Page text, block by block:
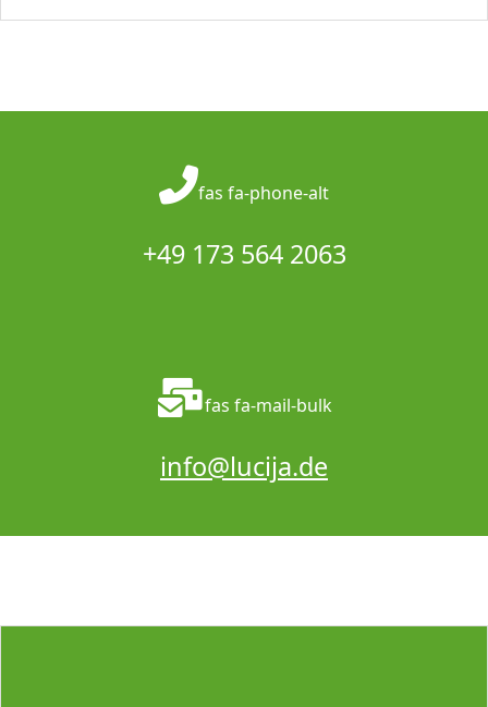
fas fa-phone-alt
+49 173 564 2063
fas fa-mail-bulk
info@lucija.de